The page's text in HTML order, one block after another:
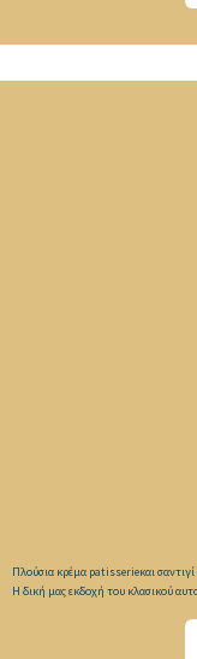
Πλούσια κρέμα patisserieκαι
Η δική μας εκδοχή του κλασικού